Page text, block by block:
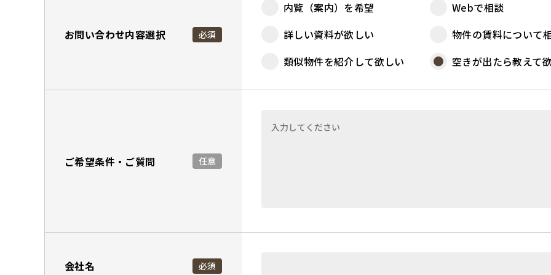
お問い合わせ内容選択 必須
内覧（案内）を希望
Webで相談
詳しい資料が欲しい
物件の賃料について
類似物件を紹介して欲しい
空きが出たら教えて
ご希望条件・ご質問 任意
会社名 必須